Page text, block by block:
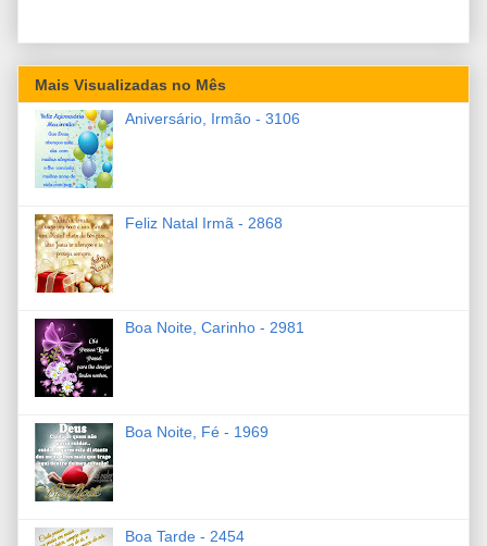
Mais Visualizadas no Mês
Aniversário, Irmão - 3106
Feliz Natal Irmã - 2868
Boa Noite, Carinho - 2981
Boa Noite, Fé - 1969
Boa Tarde - 2454